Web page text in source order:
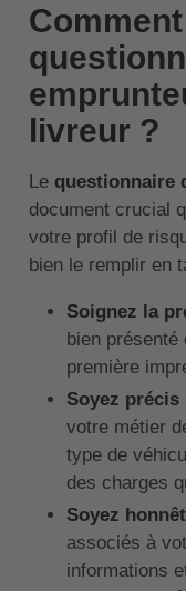
livreur ?
Le questionnaire
document crucial
votre profil de
bien le remplir en
Soignez la
bien présenté
première
Soyez précis
votre métier
type de
des charges
Soyez
associés à
informations